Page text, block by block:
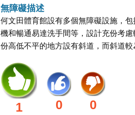
無障礙描述
何文田體育館設有多個無障礙設施，
機和暢通易達洗手間等，設計充份考
份高低不平的地方設有斜道，而斜道較
1 0 0